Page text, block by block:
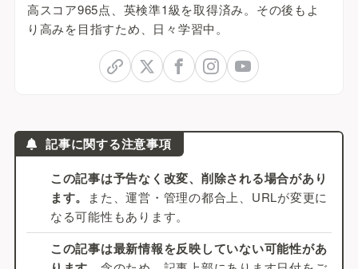
高スコア965点、英検準1級を取得済み。その後もよ
り高みを目指すため、日々学習中。
記事に関する注意事項
この記事は予告なく改変、削除される場合があり
ます。
また、運営・管理の都合上、URLが変更に
なる可能性もあります。
この記事は最新情報を反映していない可能性があ